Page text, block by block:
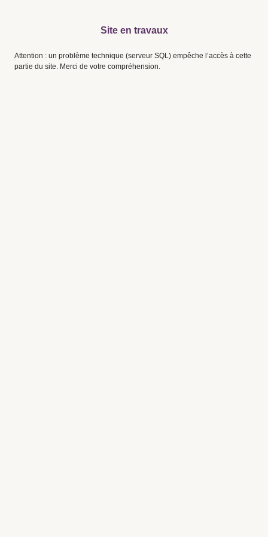
Site en travaux
Attention : un problème technique (serveur SQL) empêche l’accès à cette
partie du site. Merci de votre compréhension.